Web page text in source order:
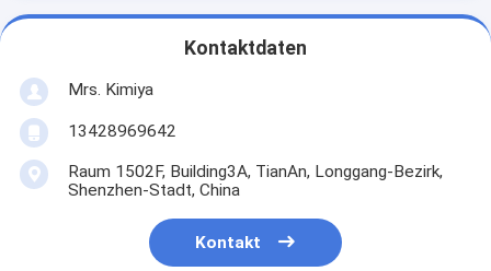
Kontaktdaten
Mrs. Kimiya
13428969642
Raum 1502F, Building3A, TianAn, Longgang-Bezirk,
Shenzhen-Stadt, China
Kontakt